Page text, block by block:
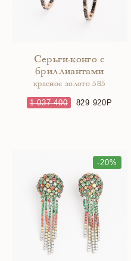
Серьги-конго с
бриллиантами
красное золото 585
1 037 400 829 920
-20%